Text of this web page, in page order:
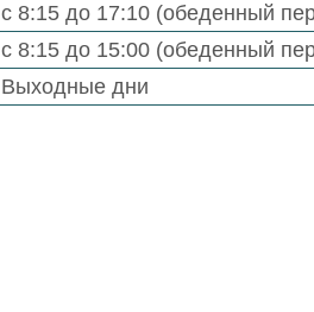
с 8:15 до 17:10 (обеденный
с 8:15 до 15:00 (обеденный
Выходные дни